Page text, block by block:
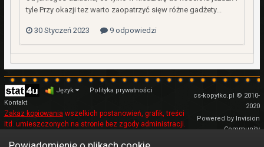
tyle Przy okazji tez warto zaopatrzyć sięw różne gadżety...
30 Styczeń 2023 9 odpowiedzi
Język
Polityka prywatności
Kontakt
Zakaz kopiowania wszelkich postanowień, grafik, treści
itd. umieszczonych na stronie bez zgody administracji.
cs-kopytko.pl © 2010-
2020
Powered by Invision
Community